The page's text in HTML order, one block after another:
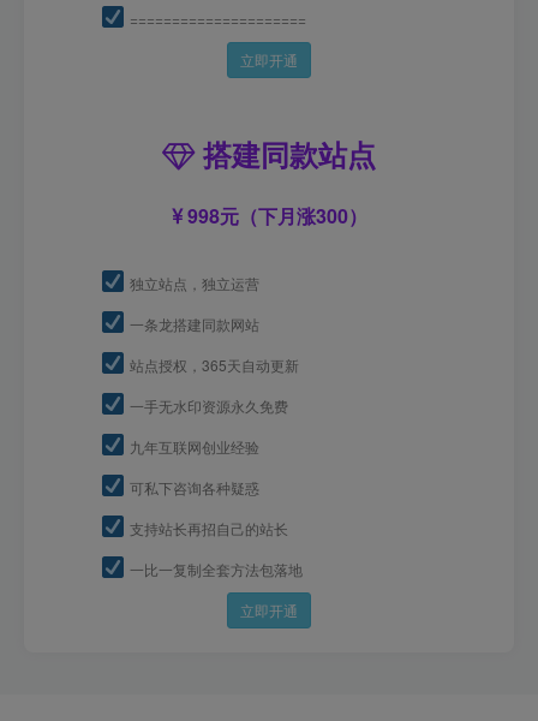
=====================
立即开通
搭建同款站点
998元（下月涨300）
独立站点，独立运营
一条龙搭建同款网站
站点授权，365天自动更新
一手无水印资源永久免费
九年互联网创业经验
可私下咨询各种疑惑
支持站长再招自己的站长
一比一复制全套方法包落地
立即开通